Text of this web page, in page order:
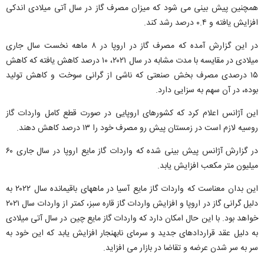
همچنین پیش بینی می شود که میزان مصرف گاز در سال آتی میلادی اندکی
افزایش یافته و ۰.۴ درصد رشد کند.
در این گزارش آمده که مصرف گاز در اروپا در ۸ ماهه نخست سال جاری
میلادی در مقایسه با مدت مشابه در سال ۲۰۲۱، ۱۰ درصد کاهش یافته که کاهش
۱۵ درصدی مصرف بخش صنعتی که ناشی از گرانی سوخت و کاهش تولید
بوده، در آن سهم به سزایی دارد.
این آژانس اعلام کرد که کشورهای اروپایی در صورت قطع کامل واردات گاز
روسیه لازم است در زمستان پیش رو مصرف خود را ۱۳ درصد کاهش دهند.
در گزارش آژانس پیش بینی شده که واردات گاز مایع اروپا در سال جاری ۶۰
میلیون متر مکعب افزایش یابد.
این بدان معناست که واردات گاز مایع آسیا در ماههای باقیمانده سال ۲۰۲۲ به
دلیل گرانی گاز در اروپا و افزایش واردات گاز قاره سبز، کمتر از واردات سال ۲۰۲۱
خواهد بود. با این حال امکان دارد که واردات گاز مایع چین در سال آتی میلادی
به دلیل عقد قراردادهای جدید و سرمای نابهنجار افزایش یابد که این خود به
سر به سر شدن عرضه و تقاضا در بازار می افزاید.